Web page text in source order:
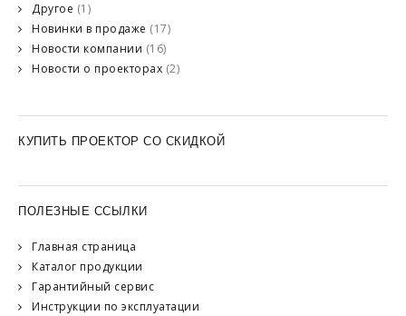
Другое (1)
Новинки в продаже (17)
Новости компании (16)
Новости о проекторах (2)
КУПИТЬ ПРОЕКТОР СО СКИДКОЙ
ПОЛЕЗНЫЕ ССЫЛКИ
Главная страница
Каталог продукции
Гарантийный сервис
Инструкции по эксплуатации